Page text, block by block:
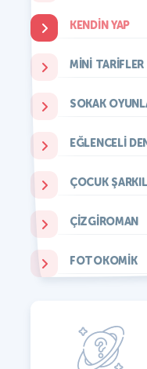
KENDIN YAP
MINI TARIFLER
SOKAK
EĞLENCELI
ÇOCUK
ÇIZGIROMAN
FOTOKOMIK